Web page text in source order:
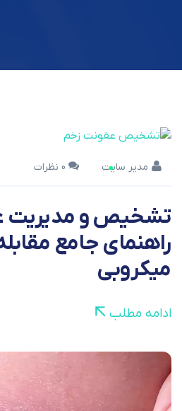
مدیر سایت
تشخیص و مدیریت
راهنمای جامع
میکروبی
ادامه مطلب